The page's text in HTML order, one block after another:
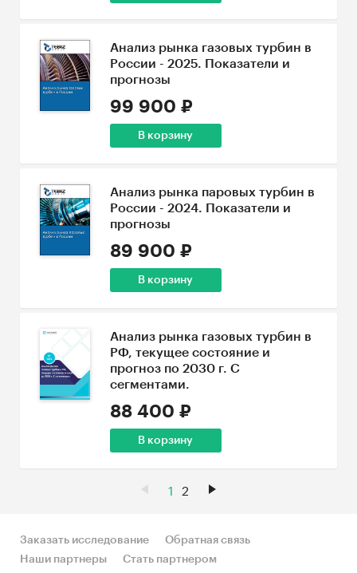
Анализ рынка газовых турбин в
России - 2025. Показатели и
прогнозы
99 900 ₽
В корзину
Анализ рынка паровых турбин в
России - 2024. Показатели и
прогнозы
89 900 ₽
В корзину
Анализ рынка газовых турбин в
РФ, текущее состояние и
прогноз по 2030 г. С
сегментами.
88 400 ₽
В корзину
1 2
Заказать исследование
Обратная связь
Наши партнеры
Стать партнером